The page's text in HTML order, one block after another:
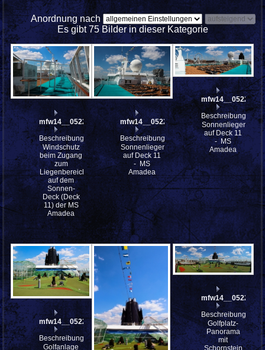
Anordnung nach
Es gibt 75 Bilder in dieser Kategorie
mfw14__052249
Beschreibung:
Windschutz
beim Zugang
zum
Liegenbereich
auf dem
Sonnen-
Deck (Deck
11) der MS
Amadea
mfw14__052248
Beschreibung:
Sonnenliegen
auf Deck 11
- MS
Amadea
mfw14__052247st
Beschreibung:
Sonnenliegen
auf Deck 11
- MS
Amadea
mfw14__052214
Beschreibung:
Golfanlage
mfw14__052208st
Beschreibung:
Golfplatz-
Panorama
mit
Schornstein